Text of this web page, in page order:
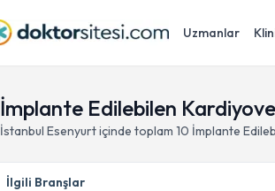
Uzmanlar
İmplante Edilebilen
İstanbul Esenyurtiçinde toplam 10 İmplante
İlgili Branşlar